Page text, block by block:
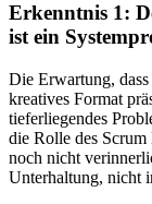
Erkenntnis 1:
ist ein
Die Erwartung,
kreatives Format
tieferliegendes
die Rolle des
noch nicht
Unterhaltung, nicht